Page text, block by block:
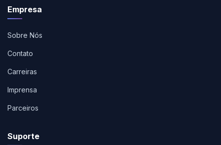
Empresa
Sobre Nós
Contato
Carreiras
Imprensa
Parceiros
Suporte